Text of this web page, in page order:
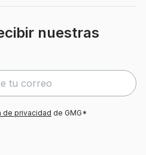
nuestras
de privacidad de GMG*